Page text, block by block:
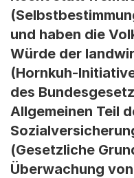
und haben die
Würde der
(Hornkuh-
des
Allgemeinen Teil
(Gesetzliche
Überwachung